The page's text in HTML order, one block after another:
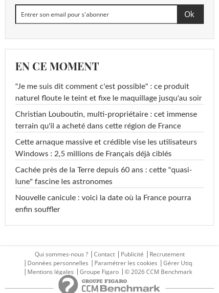
EN CE MOMENT
"Je me suis dit comment c'est possible" : ce produit
naturel floute le teint et fixe le maquillage jusqu'au soir
Christian Louboutin, multi-propriétaire : cet immense
terrain qu'il a acheté dans cette région de France
Cette arnaque massive et crédible vise les utilisateurs
Windows : 2,5 millions de Français déjà ciblés
Cachée près de la Terre depuis 60 ans : cette "quasi-
lune" fascine les astronomes
Nouvelle canicule : voici la date où la France pourra
enfin souffler
Qui sommes-nous ? Contact Publicité
Recrutement
Données personnelles
Paramétrer les cookies
Gérer Utiq
Mentions légales
Groupe Figaro © 2026 CCM Benchmark